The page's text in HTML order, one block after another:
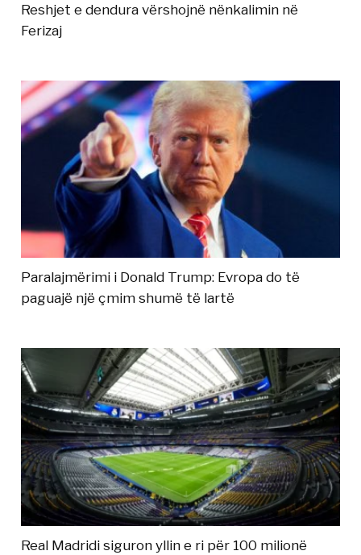
Reshjet e dendura vërshojnë nënkalimin në
Ferizaj
Paralajmërimi i Donald Trump: Evropa do të
paguajë një çmim shumë të lartë
Real Madridi siguron yllin e ri për 100 milionë